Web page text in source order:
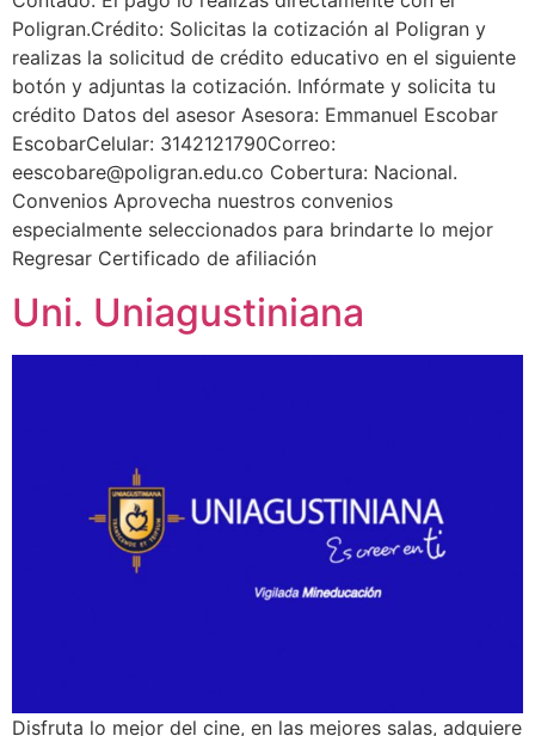
Poligran.Crédito: Solicitas la cotización al Poligran y
realizas la solicitud de crédito educativo en el siguiente
botón y adjuntas la cotización. Infórmate y solicita tu
crédito Datos del asesor Asesora: Emmanuel Escobar
EscobarCelular: 3142121790Correo:
eescobare@poligran.edu.co Cobertura: Nacional.
Convenios Aprovecha nuestros convenios
especialmente seleccionados para brindarte lo mejor
Regresar Certificado de afiliación
Uni. Uniagustiniana
Disfruta lo mejor del cine, en las mejores salas, adquiere